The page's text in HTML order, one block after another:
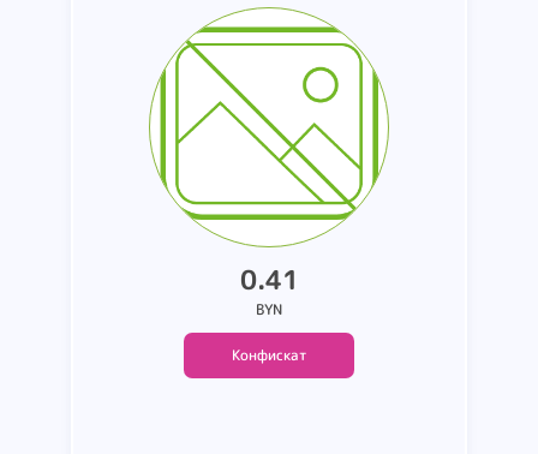
изображение отсутствует.
страна производства и
производитель не
установлены. Вес 1.25 кг.
0.41
BYN
Конфискат